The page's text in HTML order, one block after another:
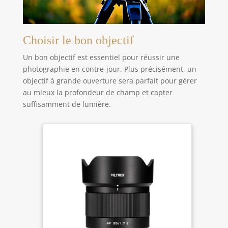
Choisir le bon objectif
Un bon objectif est essentiel pour réussir une
photographie en contre-jour. Plus précisément, un
objectif à grande ouverture sera parfait pour gérer
au mieux la profondeur de champ et capter
suffisamment de lumière.